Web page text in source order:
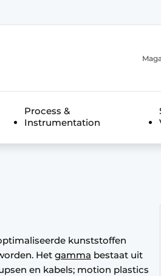
Process &
Instrumentation
kunststoffen
Het gamma bestaat uit
en kabels; motion plastics